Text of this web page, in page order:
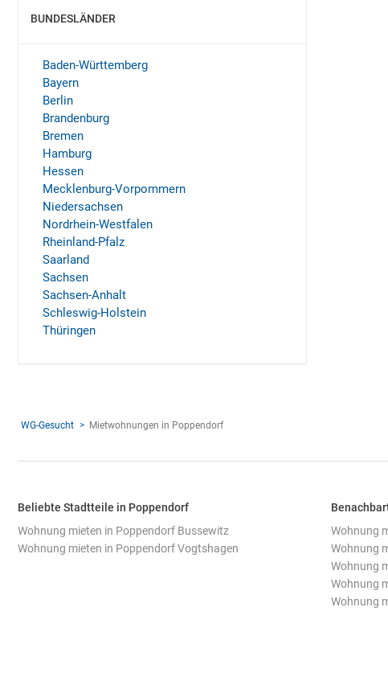
BUNDESLÄNDER
EINBLENDEN
Baden-Württemberg
Bayern
Berlin
Brandenburg
Bremen
Hamburg
Hessen
Mecklenburg-Vorpommern
Niedersachsen
Nordrhein-Westfalen
Rheinland-Pfalz
Saarland
Sachsen
Sachsen-Anhalt
Schleswig-Holstein
Thüringen
WG-Gesucht Mietwohnungen in Poppendorf
Beliebte Stadtteile in Poppendorf
Wohnung mieten in Poppendorf Bussewitz
Wohnung mieten in Poppendorf Vogtshagen
Wohnung
Wohnung
Wohnung
Wohnung
Wohnung